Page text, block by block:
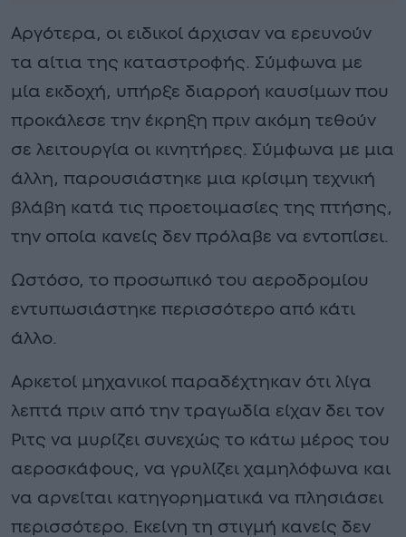
Αργότερα, οι ειδικοί άρχισαν να ερευνούν
τα αίτια της καταστροφής. Σύμφωνα με
μία εκδοχή, υπήρξε διαρροή καυσίμων που
προκάλεσε την έκρηξη πριν ακόμη τεθούν
σε λειτουργία οι κινητήρες. Σύμφωνα με μια
άλλη, παρουσιάστηκε μια κρίσιμη τεχνική
βλάβη κατά τις προετοιμασίες της πτήσης,
την οποία κανείς δεν πρόλαβε να εντοπίσει.
Ωστόσο, το προσωπικό του αεροδρομίου
εντυπωσιάστηκε περισσότερο από κάτι
άλλο.
Αρκετοί μηχανικοί παραδέχτηκαν ότι λίγα
λεπτά πριν από την τραγωδία είχαν δει τον
Ριτς να μυρίζει συνεχώς το κάτω μέρος του
αεροσκάφους, να γρυλίζει χαμηλόφωνα και
να αρνείται κατηγορηματικά να πλησιάσει
περισσότερο. Εκείνη τη στιγμή κανείς δεν